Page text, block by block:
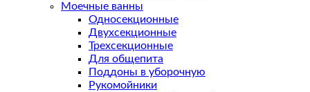
Моечные ванны
Односекционные
Двухсекционные
Трехсекционные
Для общепита
Поддоны в уборочную
Рукомойники